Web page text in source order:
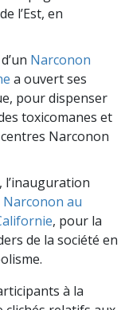
l’Est, en
Narconon
a ouvert ses
pour dispenser
toxicomanes et
Narconon
l’inauguration
Narconon au
, pour la
de la société en
à la